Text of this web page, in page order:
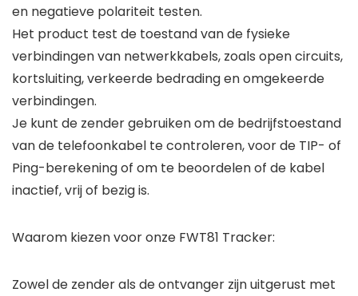
en negatieve polariteit testen.
Het product test de toestand van de fysieke
verbindingen van netwerkkabels, zoals open circuits,
kortsluiting, verkeerde bedrading en omgekeerde
verbindingen.
Je kunt de zender gebruiken om de bedrijfstoestand
van de telefoonkabel te controleren, voor de TIP- of
Ping-berekening of om te beoordelen of de kabel
inactief, vrij of bezig is.
Waarom kiezen voor onze FWT81 Tracker:
Zowel de zender als de ontvanger zijn uitgerust met